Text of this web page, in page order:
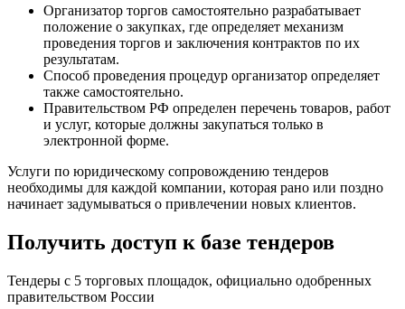
Организатор торгов самостоятельно разрабатывает
положение о закупках, где определяет механизм
проведения торгов и заключения контрактов по их
результатам.
Способ проведения процедур организатор определяет
также самостоятельно.
Правительством РФ определен перечень товаров, работ
и услуг, которые должны закупаться только в
электронной форме.
Услуги по юридическому сопровождению тендеров
необходимы для каждой компании, которая рано или поздно
начинает задумываться о привлечении новых клиентов.
Получить доступ к базе тендеров
Тендеры с 5 торговых площадок, официально одобренных
правительством России